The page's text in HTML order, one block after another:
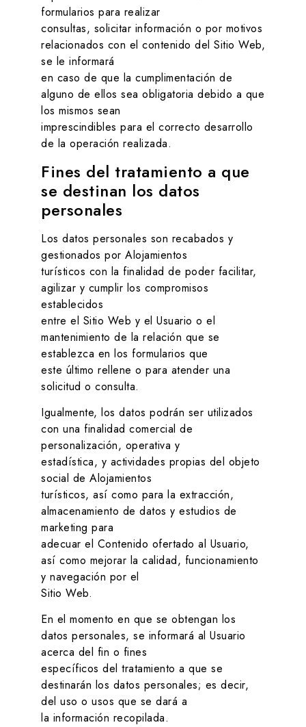
formularios para realizar
consultas, solicitar información o por motivos
relacionados con el contenido del Sitio Web,
se le informará
en caso de que la cumplimentación de
alguno de ellos sea obligatoria debido a que
los mismos sean
imprescindibles para el correcto desarrollo
de la operación realizada.
Fines del tratamiento a que
se destinan los datos
personales
Los datos personales son recabados y
gestionados por Alojamientos
turísticos con la finalidad de poder facilitar,
agilizar y cumplir los compromisos
establecidos
entre el Sitio Web y el Usuario o el
mantenimiento de la relación que se
establezca en los formularios que
este último rellene o para atender una
solicitud o consulta.
Igualmente, los datos podrán ser utilizados
con una finalidad comercial de
personalización, operativa y
estadística, y actividades propias del objeto
social de Alojamientos
turísticos, así como para la extracción,
almacenamiento de datos y estudios de
marketing para
adecuar el Contenido ofertado al Usuario,
así como mejorar la calidad, funcionamiento
y navegación por el
Sitio Web.
En el momento en que se obtengan los
datos personales, se informará al Usuario
acerca del fin o fines
específicos del tratamiento a que se
destinarán los datos personales; es decir,
del uso o usos que se dará a
la información recopilada.